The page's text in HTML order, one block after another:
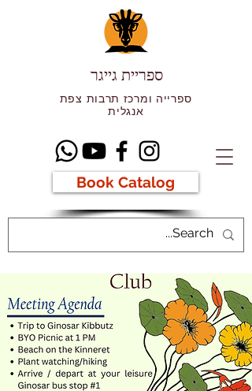
ספריית גייגר
ספרייה ומרכז תרבות צפת
אנגלית
Book Catalog